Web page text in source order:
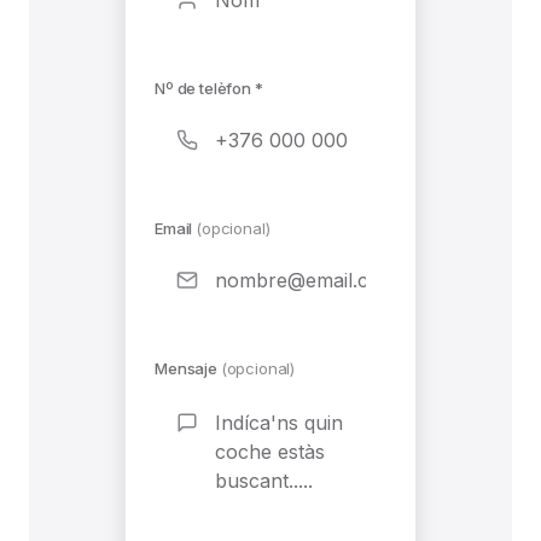
Nº de telèfon *
Email (opcional)
Mensaje (opcional)